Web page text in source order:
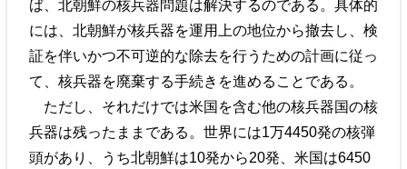
ば、北朝鮮の核兵器問題は解決するのである。具体的
には、北朝鮮が核兵器を運用上の地位から撤去し、検
証を伴いかつ不可逆的な除去を行うための計画に従っ
て、核兵器を廃棄する手続きを進めることである。
ただし、それだけでは米国を含む他の核兵器国の核
兵器は残ったままである。世界には1万4450発の核弾
頭があり、うち北朝鮮は10発から20発、米国は6450